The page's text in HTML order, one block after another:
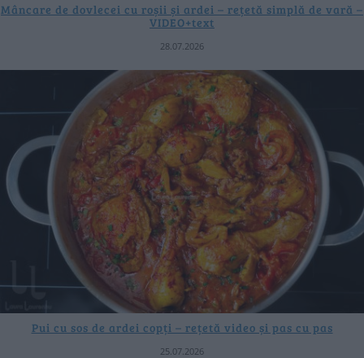
Mâncare de dovlecei cu roșii și ardei – rețetă simplă de vară –
VIDEO+text
28.07.2026
Pui cu sos de ardei copți – rețetă video și pas cu pas
25.07.2026